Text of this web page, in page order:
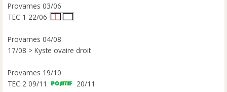
Provames 03/06
TEC 1 22/06
Provames 04/08
17/08 > Kyste ovaire droit
Provames 19/10
TEC 2 09/11
20/11